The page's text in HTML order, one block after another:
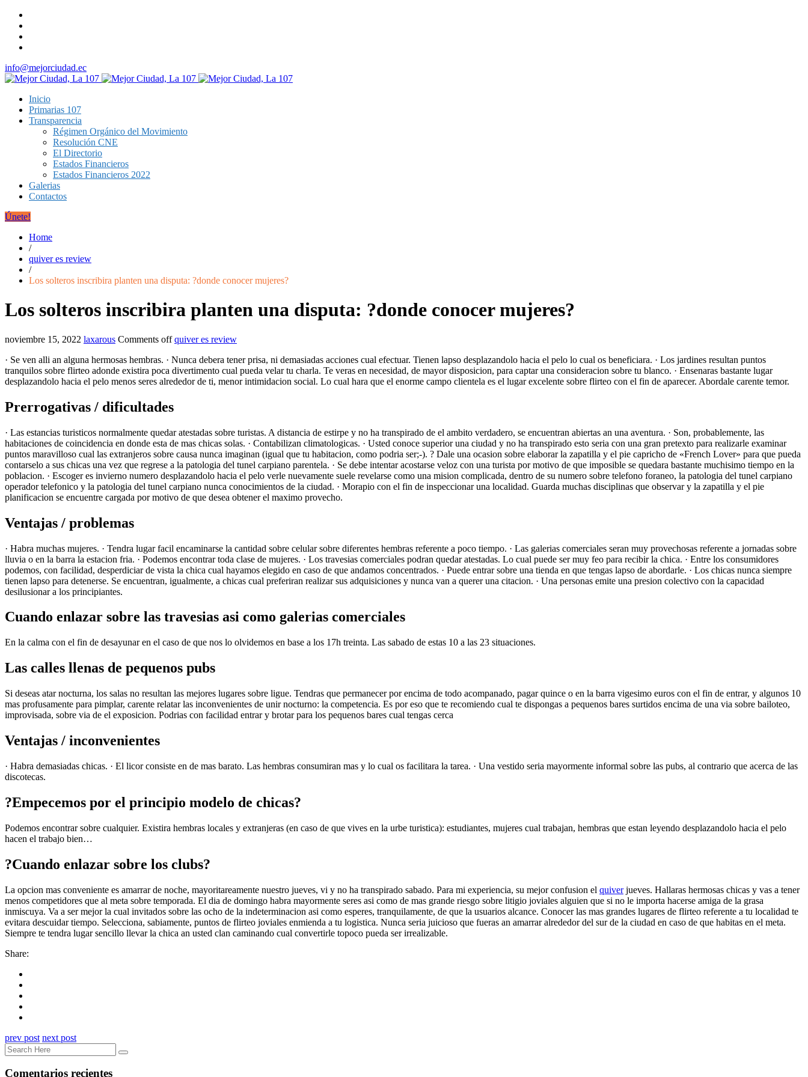
info@mejorciudad.ec
Inicio
Primarias 107
Transparencia
Régimen Orgánico del Movimiento
Resolución CNE
El Directorio
Estados Financieros
Estados Financieros 2022
Galerias
Contactos
Únete!
Home
/
quiver es review
/
Los solteros inscribira planten una disputa: ?donde conocer mujeres?
Los solteros inscribira planten una disputa: ?donde conocer mujeres?
noviembre 15, 2022 laxarous Comments off quiver es review
· Se ven alli an alguna hermosas hembras. · Nunca debera tener prisa, ni demasiadas acciones cual efectuar. Tienen lapso desplazandolo hacia el pelo lo cual os beneficiara. · Los jardines resultan puntos
tranquilos sobre flirteo adonde existira poca divertimento cual pueda velar tu charla. Te veras en necesidad, de mayor disposicion, para captar una consideracion sobre tu blanco. · Ensenaras bastante lugar
desplazandolo hacia el pelo menos seres alrededor de ti, menor intimidacion social. Lo cual hara que el enorme campo clientela es el lugar excelente sobre flirteo con el fin de aparecer. Abordale carente temor.
Prerrogativas / dificultades
· Las estancias turisticos normalmente quedar atestadas sobre turistas. A distancia de estirpe y no ha transpirado de el ambito verdadero, se encuentran abiertas an una aventura. · Son, probablemente, las
habitaciones de coincidencia en donde esta de mas chicas solas. · Contabilizan climatologicas. · Usted conoce superior una ciudad y no ha transpirado esto seria con una gran pretexto para realizarle examinar
puntos maravilloso cual las extranjeros sobre causa nunca imaginan (igual que tu habitacion, como podri­a ser;-). ? Dale una ocasion sobre elaborar la zapatilla y el pie capricho de «French Lover» para que pueda
contarselo a sus chicas una vez que regrese a la patologi­a del tunel carpiano parentela. · Se debe intentar acostarse veloz con una turista por motivo de que imposible se quedara bastante muchisimo tiempo en la
poblacion. · Escoger es invierno numero desplazandolo hacia el pelo verle nuevamente suele revelarse como una mision complicada, dentro de su numero sobre telefono foraneo, la patologi­a del tunel carpiano
operador telefonico y la patologi­a del tunel carpiano nunca conocimientos de la ciudad. · Morapio con el fin de inspeccionar una localidad. Guarda muchas disciplinas que observar y la zapatilla y el pie
planificacion se encuentre cargada por motivo de que desea obtener el maximo provecho.
Ventajas / problemas
· Habra muchas mujeres. · Tendra lugar facil encaminarse la cantidad sobre celular sobre diferentes hembras referente a poco tiempo. · Las galerias comerciales seran muy provechosas referente a jornadas sobre
lluvia o en la barra la estacion fria. · Podemos encontrar toda clase de mujeres. · Los travesi­as comerciales podran quedar atestadas. Lo cual puede ser muy feo para recibir la chica. · Entre los consumidores
podemos, con facilidad, desperdiciar de vista la chica cual hayamos elegido en caso de que andamos concentrados. · Puede entrar sobre una tienda en que tengas lapso de abordarle. · Los chicas nunca siempre
tienen lapso para detenerse. Se encuentran, igualmente, a chicas cual preferiran realizar sus adquisiciones y nunca van a querer una citacion. · Una personas emite una presion colectivo con la capacidad
desilusionar a los principiantes.
Cuando enlazar sobre las travesi­as asi­ como galerias comerciales
En la calma con el fin de desayunar en el caso de que nos lo olvidemos en base a los 17h treinta. Las sabado de estas 10 a las 23 situaciones.
Las calles llenas de pequenos pubs
Si deseas atar nocturna, los salas no resultan las mejores lugares sobre ligue. Tendras que permanecer por encima de todo acompanado, pagar quince o en la barra vigesimo euros con el fin de entrar, y algunos 10
mas profusamente para pimplar, carente relatar las inconvenientes de unir nocturno: la competencia. Es por eso que te recomiendo cual te dispongas a pequenos bares surtidos encima de una via sobre bailoteo,
improvisada, sobre vi­a de el exposicion. Podrias con facilidad entrar y brotar para los pequenos bares cual tengas cerca
Ventajas / inconvenientes
· Habra demasiadas chicas. · El licor consiste en de mas barato. Las hembras consumiran mas y lo cual os facilitara la tarea. · Una vestido seria mayormente informal sobre las pubs, al contrario que acerca de las
discotecas.
?Empecemos por el principio modelo de chicas?
Podemos encontrar sobre cualquier. Existira hembras locales y extranjeras (en caso de que vives en la urbe turistica): estudiantes, mujeres cual trabajan, hembras que estan leyendo desplazandolo hacia el pelo
hacen el trabajo bien…
?Cuando enlazar sobre los clubs?
La opcion mas conveniente es amarrar de noche, mayoritareamente nuestro jueves, vi y no ha transpirado sabado. Para mi experiencia, su mejor confusion el quiverjueves. Hallaras hermosas chicas y vas a tener
menos competidores que al meta sobre temporada. El di­a de domingo habra mayormente seres asi­ como de mas grande riesgo sobre litigio joviales alguien que si no le importa hacerse amiga de la grasa
inmiscuya. Va a ser mejor la cual invitados sobre las ocho de la indeterminacion asi­ como esperes, tranquilamente, de que la usuarios alcance. Conocer las mas grandes lugares de flirteo referente a tu localidad te
evitara descuidar tiempo. Selecciona, sabiamente, puntos de flirteo joviales enmienda a tu logistica. Nunca seria juicioso que fueras an amarrar alrededor del sur de la ciudad en caso de que habitas en el meta.
Siempre te tendra lugar sencillo llevar la chica an usted clan caminando cual convertirle topoco pueda ser irrealizable.
Share:
prev post next post
Comentarios recientes